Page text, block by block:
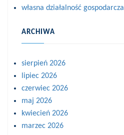
własna działalność gospodarcza
ARCHIWA
sierpień 2026
lipiec 2026
czerwiec 2026
maj 2026
kwiecień 2026
marzec 2026